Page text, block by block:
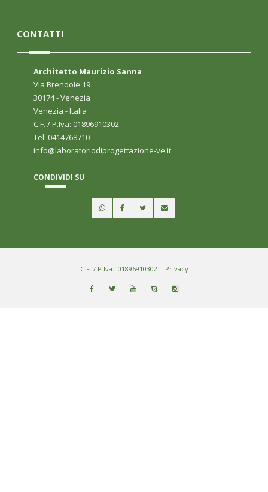
CONTATTI
Architetto Maurizio Sanna
Via Brendole 19
30174 - Venezia
Venezia - Italia
C.F. / P.Iva: 01896910302
Tel: 0414768710
info@laboratoriodiprogettazione-ve.it
CONDIVIDI SU
C.F. / P.Iva: 01896910302- Privacy